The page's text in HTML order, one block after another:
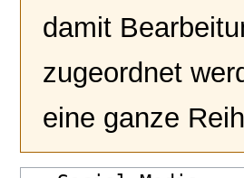
damit
zugeordnet
eine ganze